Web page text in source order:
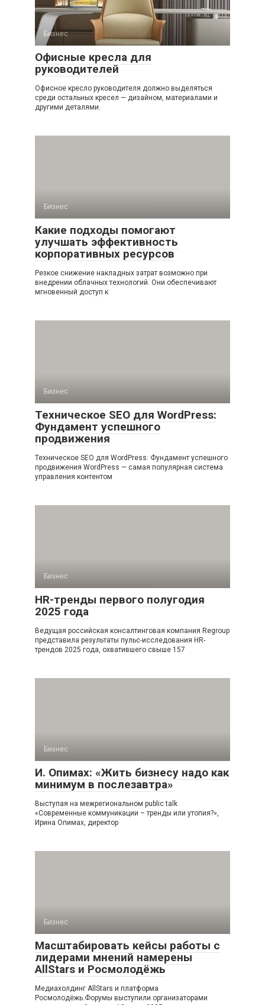
Бизнес
Офисные кресла для
руководителей
Офисное кресло руководителя должно выделяться
среди остальных кресел — дизайном, материалами и
другими деталями.
Бизнес
Какие подходы помогают
улучшать эффективность
корпоративных ресурсов
Резкое снижение накладных затрат возможно при
внедрении облачных технологий. Они обеспечивают
мгновенный доступ к
Бизнес
Техническое SEO для WordPress:
Фундамент успешного
продвижения
Техническое SEO для WordPress: Фундамент успешного
продвижения WordPress — самая популярная система
управления контентом
Бизнес
HR-тренды первого полугодия
2025 года
Ведущая российская консалтинговая компания Regroup
представила результаты пульс-исследования HR-
трендов 2025 года, охватившего свыше 157
Бизнес
И. Опимах: «Жить бизнесу надо как
минимум в послезавтра»
Выступая на межрегиональном public talk
«Современные коммуникации – тренды или утопия?»,
Ирина Опимах, директор
Бизнес
Масштабировать кейсы работы с
лидерами мнений намерены
AllStars и Росмолодёжь
Медиахолдинг AllStars и платформа
Росмолодёжь.Форумы выступили организаторами